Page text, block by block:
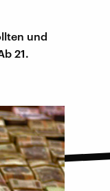
und
21.